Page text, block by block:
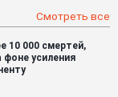
Смотреть все
10 000 смертей,
фоне усиления